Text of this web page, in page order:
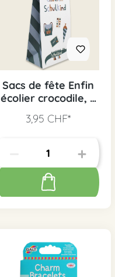
Sacs de fête Enfin
écolier crocodile, 6
3,95 CHF*